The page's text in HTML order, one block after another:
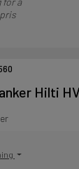
Hilti